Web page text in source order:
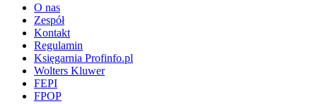
O nas
Zespół
Kontakt
Regulamin
Księgarnia Profinfo.pl
Wolters Kluwer
FEPI
FPOP